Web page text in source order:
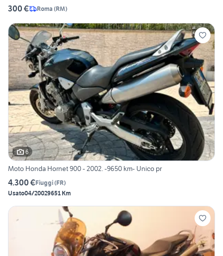
300 € Roma (RM)
6
Moto Honda Hornet 900 - 2002. -9650 km- Unico pr
4.300 €Fiuggi(FR)
Usato04/20029651 Km